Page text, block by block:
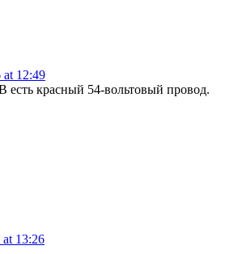
at 12:49
есть красный 54-вольтовый провод.
at 13:26